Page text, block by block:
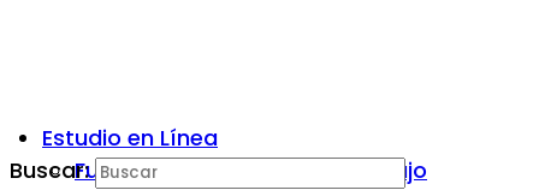
Estudio en Línea
Fundamentos Básicos del Dibujo
Buscar: